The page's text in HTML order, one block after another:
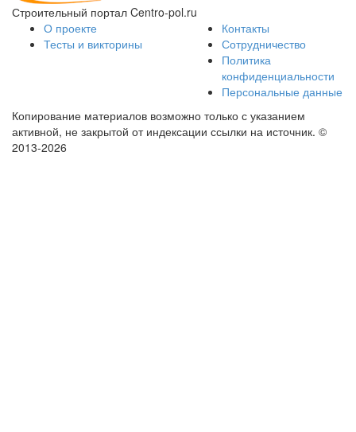
Строительный портал Centro-pol.ru
О проекте
Тесты и викторины
Контакты
Сотрудничество
Политика
конфиденциальности
Персональные данные
Копирование материалов возможно только с указанием
активной, не закрытой от индексации ссылки на источник. ©
2013-2026